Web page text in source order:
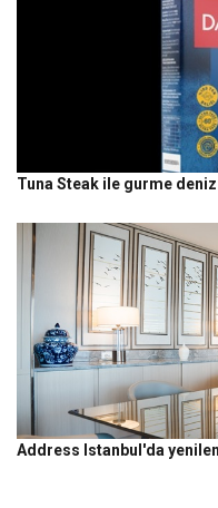
Tuna Steak ile gurme
Address Istanbul'da